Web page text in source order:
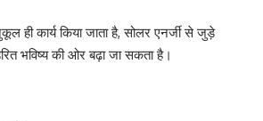
ही कार्य किया जाता है, सोलर एनर्जी से जुड़े
भविष्य की ओर बढ़ा जा सकता है।